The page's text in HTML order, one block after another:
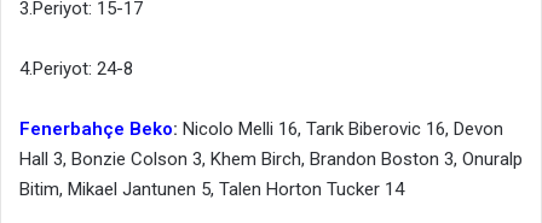
3.Periyot: 15-17
4.Periyot: 24-8
Fenerbahçe Beko: Nicolo Melli 16, Tarık Biberovic 16, Devon
Hall 3, Bonzie Colson 3, Khem Birch, Brandon Boston 3, Onuralp
Bitim, Mikael Jantunen 5, Talen Horton Tucker 14